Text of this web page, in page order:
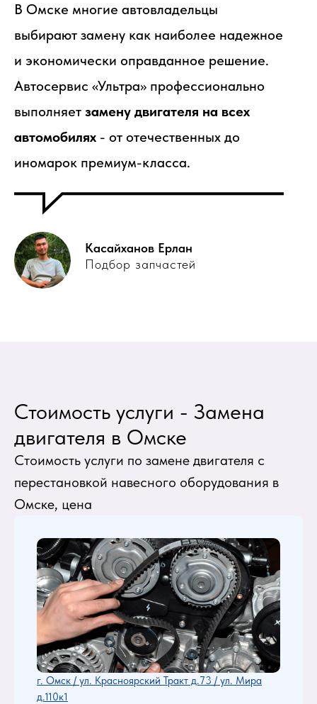
В Омске многие автовладельцы
выбирают замену как наиболее надежное
и экономически оправданное решение.
Автосервис «Ультра» профессионально
выполняет замену двигателя на всех
автомобилях - от отечественных до
иномарок премиум-класса.
Касайханов Ерлан
Подбор запчастей
Стоимость услуги - Замена
двигателя в Омске
Стоимость услуги по замене двигателя с
перестановкой навесного оборудования в
Омске, цена
г. Омск / ул. Красноярский Тракт д.73 / ул. Мира
д.110к1